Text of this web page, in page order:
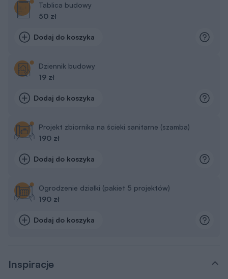
Tablica budowy
50 zł
Dodaj do koszyka
Dziennik budowy
19 zł
Dodaj do koszyka
Projekt zbiornika na ścieki sanitarne (szamba)
190 zł
Dodaj do koszyka
Ogrodzenie działki (pakiet 5 projektów)
190 zł
Dodaj do koszyka
Inspiracje